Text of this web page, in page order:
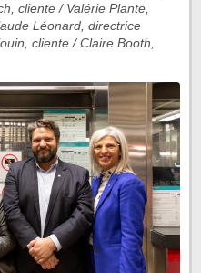
cliente / Valérie Plante,
Léonard, directrice
cliente / Claire Booth,